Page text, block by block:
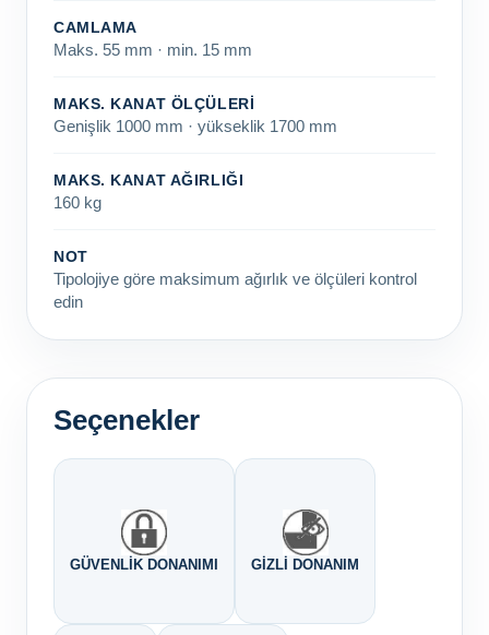
CAMLAMA
Maks. 55 mm · min. 15 mm
MAKS. KANAT ÖLÇÜLERI
Genişlik 1000 mm · yükseklik 1700 mm
MAKS. KANAT AĞIRLIĞI
160 kg
NOT
Tipolojiye göre maksimum ağırlık ve ölçüleri kontrol
edin
Seçenekler
GÜVENLIK DONANIMI GIZLI DONANIM